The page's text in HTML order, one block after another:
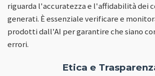
riguarda l'accuratezza e l'affidabilità dei
generati. È essenziale verificare e
prodotti dall'AI per garantire che siano
errori.
Etica e